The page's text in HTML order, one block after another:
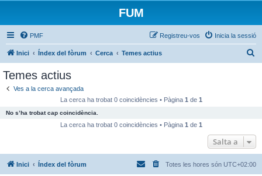
FUM
PMF Inicia la sessió
Registreu-vos
Inici Índex del fòrum Cerca Temes actius
Temes actius
Ves a la cerca avançada
La cerca ha trobat 0 coincidències • Pàgina 1 de 1
No s’ha trobat cap coincidència.
La cerca ha trobat 0 coincidències • Pàgina 1 de 1
Salta a
Inici Índex del fòrum Totes les hores són UTC+02:00